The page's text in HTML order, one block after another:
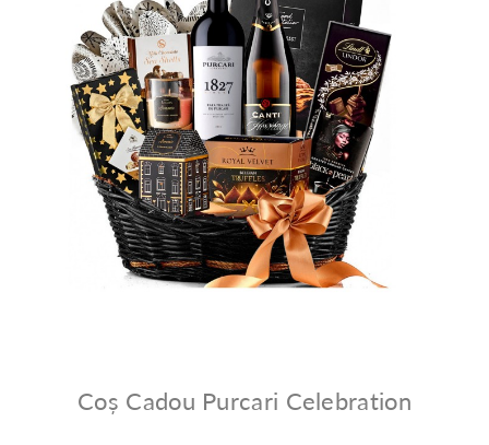
Coș Cadou Purcari Celebration